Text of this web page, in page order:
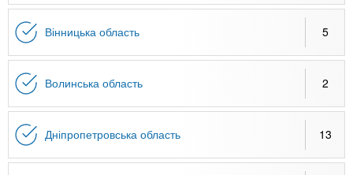
n
t
s
.
и
з
д
Онлайн курси
За кордоном
Вінницька область 5
Волинська область 2
Дніпропетровська область 13